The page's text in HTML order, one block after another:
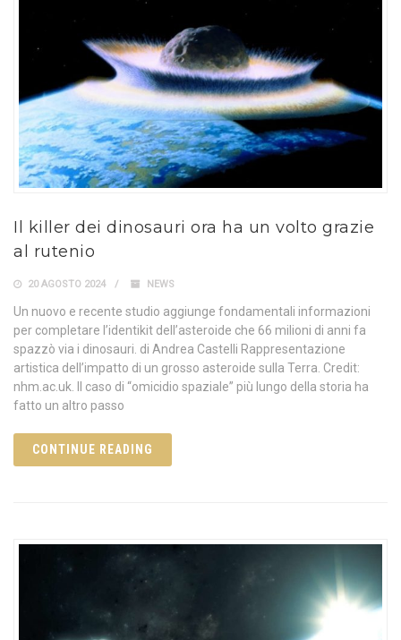
Il killer dei dinosauri ora ha un volto grazie
al rutenio
20 AGOSTO 2024 NEWS
Un nuovo e recente studio aggiunge fondamentali informazioni
per completare l’identikit dell’asteroide che 66 milioni di anni fa
spazzò via i dinosauri. di Andrea Castelli Rappresentazione
artistica dell’impatto di un grosso asteroide sulla Terra. Credit:
nhm.ac.uk. Il caso di “omicidio spaziale” più lungo della storia ha
fatto un altro passo
CONTINUE READING